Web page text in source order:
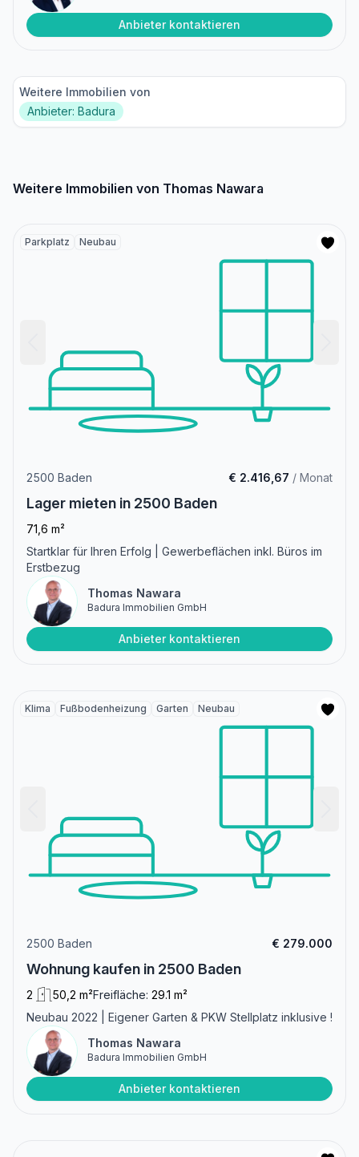
Anbieter kontaktieren
Weitere Immobilien von
Anbieter: Badura
Weitere Immobilien von Thomas Nawara
Parkplatz Neubau
2500 Baden € 2.416,67 / Monat
Lager mieten in 2500 Baden
71,6 m²
Startklar für Ihren Erfolg | Gewerbeflächen inkl. Büros im
Erstbezug
Thomas Nawara
Badura Immobilien GmbH
Anbieter kontaktieren
Klima Fußbodenheizung Garten Neubau
2500 Baden € 279.000
Wohnung kaufen in 2500 Baden
2 50,2 m²Freifläche: 29.1 m²
Neubau 2022 | Eigener Garten & PKW Stellplatz inklusive !
Thomas Nawara
Badura Immobilien GmbH
Anbieter kontaktieren